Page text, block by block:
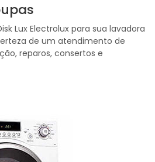
Lux Electrolux para sua lavadora
de um atendimento de
reparos, consertos e